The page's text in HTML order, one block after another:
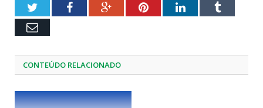
TwitterFacebookGoogle+PinterestLinkedInTumblr
Email
CONTEÚDO RELACIONADO